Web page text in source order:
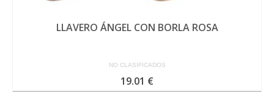
LLAVERO ÁNGEL CON BORLA ROSA
NO CLASIFICADOS
19.01 €